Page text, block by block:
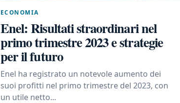
ECONOMIA
Enel: Risultati straordinari nel
primo trimestre 2023 e strategie
per il futuro
Enel ha registrato un notevole aumento dei
suoi profitti nel primo trimestre del 2023, con
un utile netto...